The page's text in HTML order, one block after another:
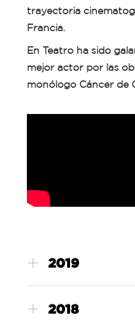
trayectoria
Francia.
En Teatro ha sido
mejor actor por las
monólogo Cáncer de
2019
2018